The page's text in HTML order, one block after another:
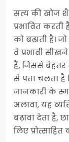
सत्य की खोज
प्रभावित
को बढ़ाती है।
वे प्रभावी
हैं, जिससे बेहतर
से पता चलता है
जानकारी के
अलावा, यह
बढ़ावा देता है,
लिए प्रोत्साहित